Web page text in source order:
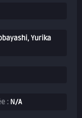
Yurika
: N/A